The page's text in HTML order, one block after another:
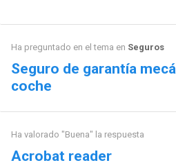
Ha preguntado en el tema en Seguros
Seguro de garantía
coche
Ha valorado "Buena" la respuesta
Acrobat reader